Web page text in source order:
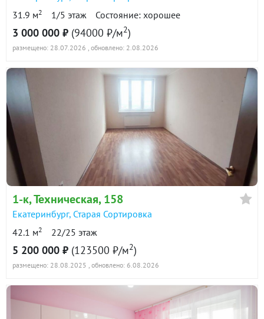
31.9 м2 1/5 этаж Состояние: хорошее
3 000 000 ₽ (94000 ₽/м2)
размещено: 28.07.2026 , обновлено: 2.08.2026
1-к, Техническая, 158
Екатеринбург, Старая Сортировка
42.1 м2 22/25 этаж
5 200 000 ₽ (123500 ₽/м2)
размещено: 28.08.2025 , обновлено: 6.08.2026